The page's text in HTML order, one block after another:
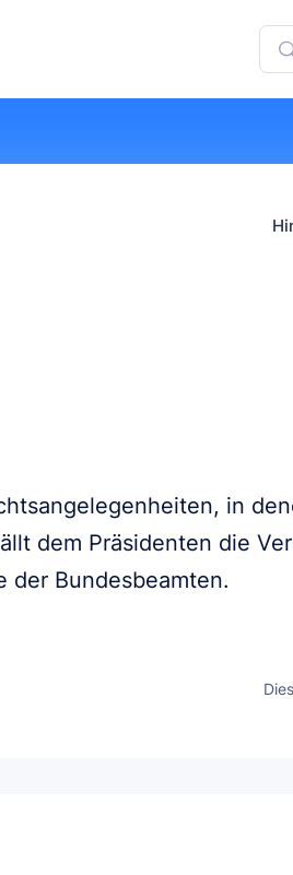
in
dem Präsidenten die
der Bundesbeamten.